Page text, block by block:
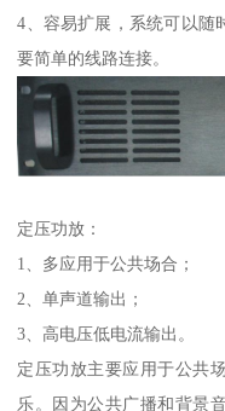
4、容易扩展，系统可以随
要简单的线路连接。
定压功放：
1、多应用于公共场合；
2、单声道输出；
3、高电压低电流输出。
定压功放主要应用于公共
乐。因为公共广播和背景